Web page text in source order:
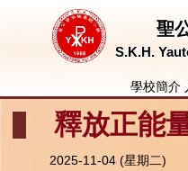
聖
S.K.H.
學校簡介
釋放正能
2025-11-04 (星期二)